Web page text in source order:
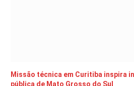
Missão técnica em Curitiba inspira
pública de Mato Grosso do Sul